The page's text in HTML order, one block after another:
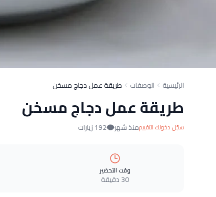
الرئيسية الوصفات طريقة عمل دجاج مسخن
طريقة عمل دجاج مسخن
سجّل دخولك للتقييممنذ شهر 192 زيارات
وقت التحضير
30 دقيقة